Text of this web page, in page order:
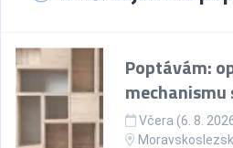
Poptávám:
mechanismu
Včera (6. 8.